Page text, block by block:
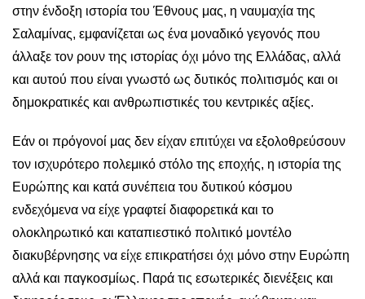
στην ένδοξη ιστορία του Έθνους μας, η ναυμαχία της
Σαλαμίνας, εμφανίζεται ως ένα μοναδικό γεγονός που
άλλαξε τον ρουν της ιστορίας όχι μόνο της Ελλάδας, αλλά
και αυτού που είναι γνωστό ως δυτικός πολιτισμός και οι
δημοκρατικές και ανθρωπιστικές του κεντρικές αξίες.
Εάν οι πρόγονοί μας δεν είχαν επιτύχει να εξολοθρεύσουν
τον ισχυρότερο πολεμικό στόλο της εποχής, η ιστορία της
Ευρώπης και κατά συνέπεια του δυτικού κόσμου
ενδεχόμενα να είχε γραφτεί διαφορετικά και το
ολοκληρωτικό και καταπιεστικό πολιτικό μοντέλο
διακυβέρνησης να είχε επικρατήσει όχι μόνο στην Ευρώπη
αλλά και παγκοσμίως. Παρά τις εσωτερικές διενέξεις και